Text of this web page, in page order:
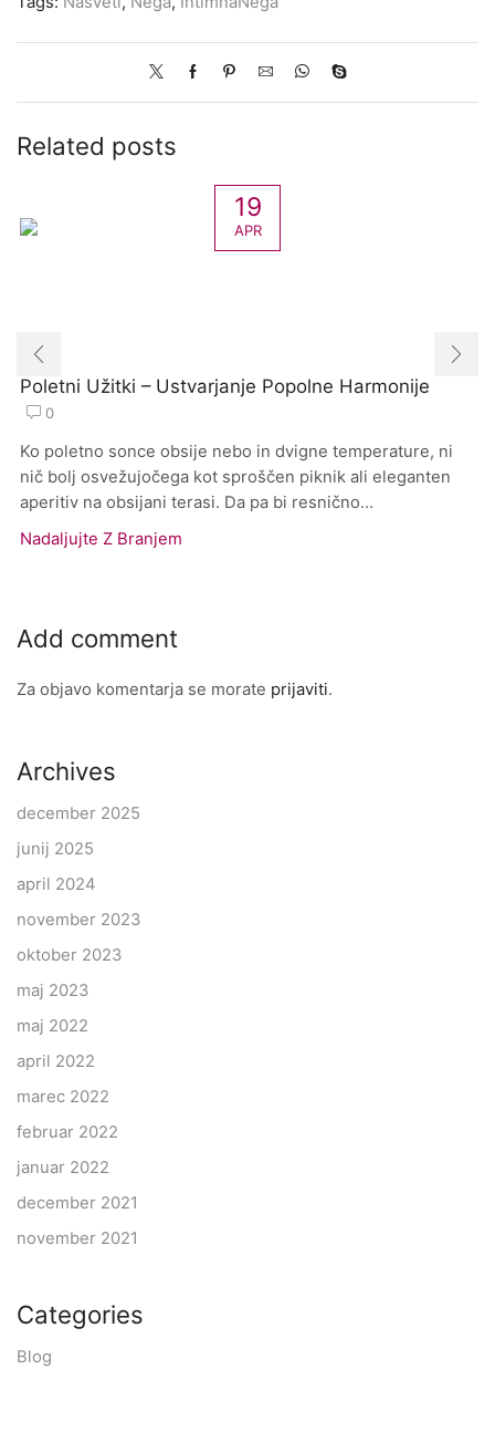
Related posts
19
APR
Poletni Užitki – Ustvarjanje Popolne Harmonije
0
Ko poletno sonce obsije nebo in dvigne temperature, ni
nič bolj osvežujočega kot sproščen piknik ali eleganten
aperitiv na obsijani terasi. Da pa bi resnično...
Nadaljujte Z Branjem
Add comment
Za objavo komentarja se morate prijaviti.
Archives
december 2025
junij 2025
april 2024
november 2023
oktober 2023
maj 2023
maj 2022
april 2022
marec 2022
februar 2022
januar 2022
december 2021
november 2021
Categories
Blog